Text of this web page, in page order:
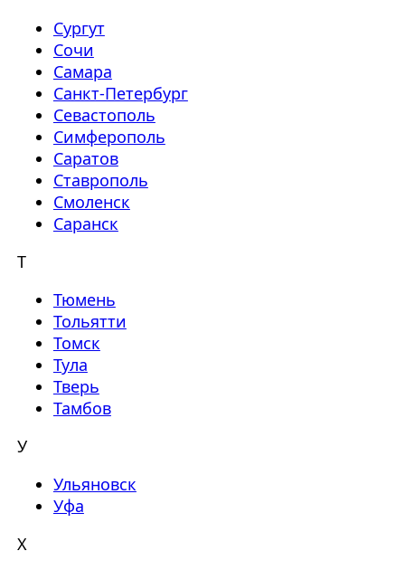
Сургут
Сочи
Самара
Санкт-Петербург
Севастополь
Симферополь
Саратов
Ставрополь
Смоленск
Саранск
Т
Тюмень
Тольятти
Томск
Тула
Тверь
Тамбов
У
Ульяновск
Уфа
Х